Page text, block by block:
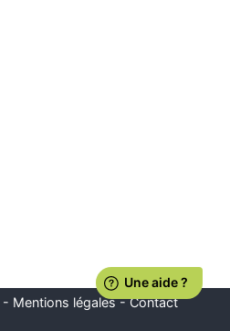
- Mentions légales-Contact